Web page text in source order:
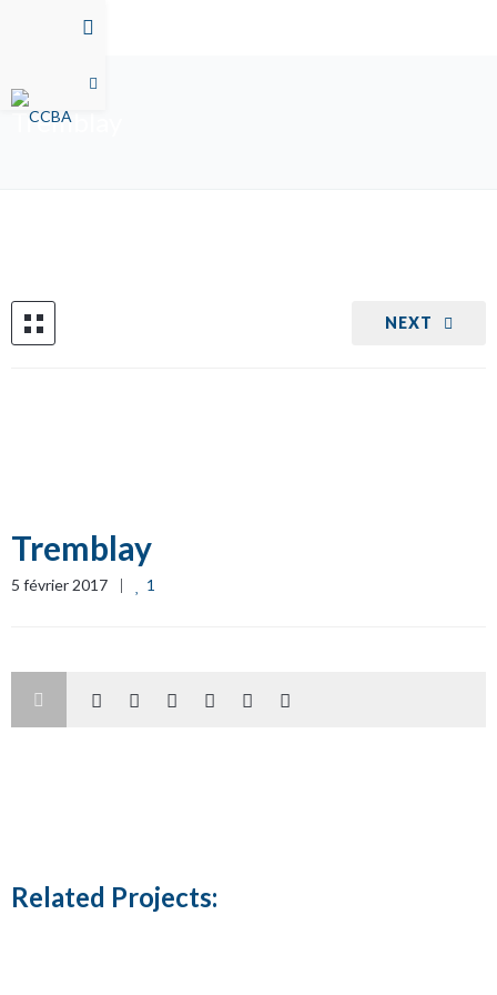
Tremblay
NEXT
Tremblay
5 février 2017 1
Related Projects: